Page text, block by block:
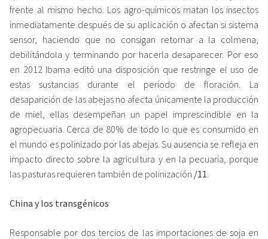
frente al mismo hecho. Los agro-químicos matan los insectos
inmediatamente después de su aplicación o afectan si sistema
sensor, haciendo que no consigan retornar a la colmena,
debilitándola y terminando por hacerla desaparecer. Por eso
en 2012 Ibama editó una disposición que restringe el uso de
estas sustancias durante el período de floración. La
desaparición de las abejas no afecta únicamente la producción
de miel, ellas desempeñan un papel imprescindible en la
agropecuaria. Cerca de 80% de todo lo que es consumido en
el mundo es polinizado por las abejas. Su ausencia se refleja en
impacto directo sobre la agricultura y en la pecuaria, porque
las pasturas requieren también de polinización /11
China y los transgénicos
Responsable por dos tercios de las importaciones de soja en